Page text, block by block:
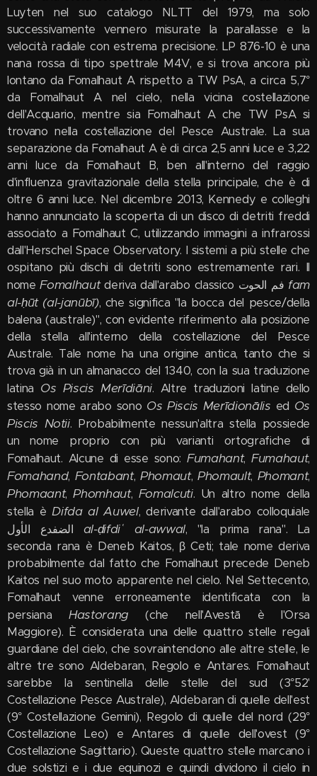
Luyten nel suo catalogo NLTT del 1979, ma solo
successivamente vennero misurate la parallasse e la
velocità radiale con estrema precisione. LP 876-10 è una
nana rossa di tipo spettrale M4V, e si trova ancora più
lontano da Fomalhaut A rispetto a TW PsA, a circa 5,7°
da Fomalhaut A nel cielo, nella vicina costellazione
dell'Acquario, mentre sia Fomalhaut A che TW PsA si
trovano nella costellazione del Pesce Australe. La sua
separazione da Fomalhaut A è di circa 2,5 anni luce e 3,22
anni luce da Fomalhaut B, ben all'interno del raggio
d'influenza gravitazionale della stella principale, che è di
oltre 6 anni luce. Nel dicembre 2013, Kennedy e colleghi
hanno annunciato la scoperta di un disco di detriti freddi
associato a Fomalhaut C, utilizzando immagini a infrarossi
dall'Herschel Space Observatory. I sistemi a più stelle che
ospitano più dischi di detriti sono estremamente rari. Il
nomeFomalhaut
fam
al-ḥūt (al-janūbī), che significa "la bocca del pesce/della
balena (australe)", con evidente riferimento alla posizione
della stella all'interno della costellazione del Pesce
Australe. Tale nome ha una origine antica, tanto che si
trova già in un almanacco del 1340, con la sua traduzione
latina Os Piscis Merīdiāni. Altre traduzioni latine dello
stesso nome arabo sono Os Piscis Merīdionālis ed Os
Piscis Notii. Probabilmente nessun'altra stella possiede
un nome proprio con più varianti ortografiche di
Fomalhaut. Alcune di esse sono:Fumahant,Fumahaut,
Fomahand, Fontabant, Phomaut,Phomault, Phomant,
Phomaant,Phomhaut, Fomalcuti. Un altro nome della
stella èDifda al Auwel, derivante dall'arabo colloquiale
al-ḍifdiʿ al-awwal, "la prima rana". La
seconda rana è Deneb Kaitos, β Ceti; tale nome deriva
probabilmente dal fatto che Fomalhaut precede Deneb
Kaitos nel suo moto apparente nel cielo. Nel Settecento,
Fomalhaut venne erroneamente identificata con la
persiana Hastorang (che nell'Avestā è l'Orsa
Maggiore). È considerata una delle quattro stelle regali
guardiane del cielo, che sovraintendono alle altre stelle, le
altre tre sono Aldebaran, Regolo e Antares. Fomalhaut
sarebbe la sentinella delle stelle del sud (3°52'
Costellazione Pesce Australe), Aldebaran di quelle dell'est
(9° Costellazione Gemini), Regolo di quelle del nord (29°
Costellazione Leo) e Antares di quelle dell'ovest (9°
Costellazione Sagittario). Queste quattro stelle marcano i
due solstizi e i due equinozi e quindi dividono il cielo in